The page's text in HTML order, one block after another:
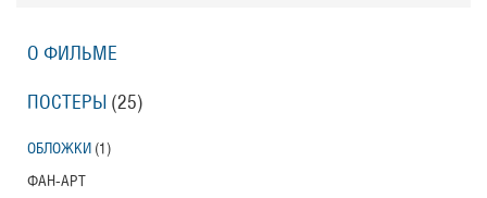
О ФИЛЬМЕ
ПОСТЕРЫ (25)
ОБЛОЖКИ (1)
ФАН-АРТ